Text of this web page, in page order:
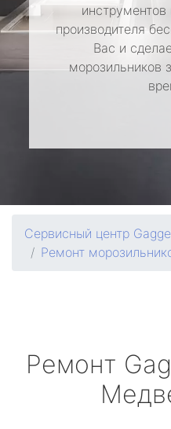
производителя
Вас и
морозильников
Сервисный центр
Ремонт
Ремонт